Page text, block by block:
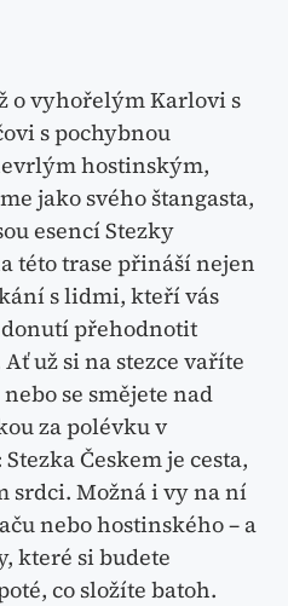
o vyhořelým Karlovi s
s pochybnou
hostinským,
jako svého štangasta,
esencí Stezky
této trase přináší nejen
s lidmi, kteří vás
přehodnotit
už si na stezce vaříte
se smějete nad
za polévku v
Českem je cesta,
srdci. Možná i vy na ní
nebo hostinského – a
které si budete
co složíte batoh.